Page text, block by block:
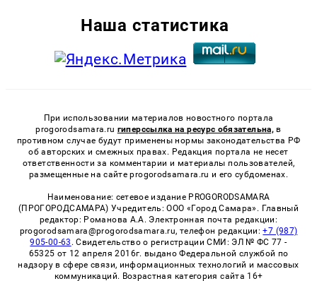
Наша статистика
При использовании материалов новостного портала
progorodsamara.ru гиперссылка на ресурс обязательна, в
противном случае будут применены нормы законодательства РФ
об авторских и смежных правах. Редакция портала не несет
ответственности за комментарии и материалы пользователей,
размещенные на сайте progorodsamara.ru и его субдоменах.
Наименование: сетевое издание PROGORODSAMARA
(ПРОГОРОДСАМАРА) Учредитель: ООО «Город Самара». Главный
редактор: Романова А.А. Электронная почта редакции:
progorodsamara@progorodsamara.ru, телефон редакции:+7 (987)
905-00-63 . Свидетельство о регистрации СМИ: ЭЛ № ФС 77 -
65325 от 12 апреля 2016г. выдано Федеральной службой по
надзору в сфере связи, информационных технологий и массовых
коммуникаций. Возрастная категория сайта 16+